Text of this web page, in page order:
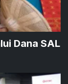
Dana SAL